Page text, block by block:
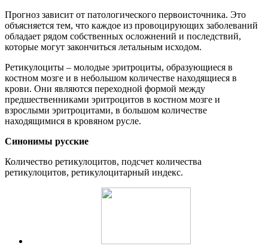
Прогноз зависит от патологического первоисточника. Это
объясняется тем, что каждое из провоцирующих заболеваний
обладает рядом собственных осложнений и последствий,
которые могут закончиться летальным исходом.
Ретикулоциты – молодые эритроциты, образующиеся в
костном мозге и в небольшом количестве находящиеся в
крови. Они являются переходной формой между
предшественниками эритроцитов в костном мозге и
взрослыми эритроцитами, в большом количестве
находящимися в кровяном русле.
Синонимы русские
Количество ретикулоцитов, подсчет количества
ретикулоцитов, ретикулоцитарный индекс.